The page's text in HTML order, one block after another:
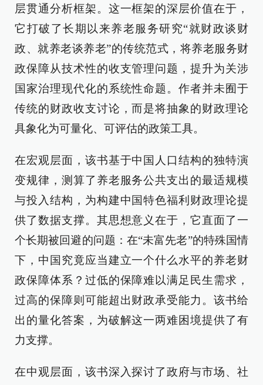
层贯通分析框架。这一框架的深层价值在于，
它打破了长期以来养老服务研究“就财政谈财
政、就养老谈养老”的传统范式，将养老服务财
政保障从技术性的收支管理问题，提升为关涉
国家治理现代化的系统性命题。作者并未囿于
传统的财政收支讨论，而是将抽象的财政理论
具象化为可量化、可评估的政策工具。
在宏观层面，该书基于中国人口结构的独特演
变规律，测算了养老服务公共支出的最适规模
与投入结构，为构建中国特色福利财政理论提
供了数据支撑。其思想意义在于，它直面了一
个长期被回避的问题：在“未富先老”的特殊国情
下，中国究竟应当建立一个什么水平的养老财
政保障体系？过低的保障难以满足民生需求，
过高的保障则可能超出财政承受能力。该书给
出的量化答案，为破解这一两难困境提供了有
力支撑。
在中观层面，该书深入探讨了政府与市场、社